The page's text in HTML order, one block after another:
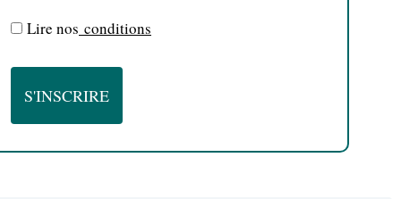
Lire nos conditions